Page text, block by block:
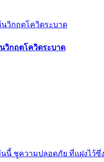
นวิกฤตโควิดระบาด